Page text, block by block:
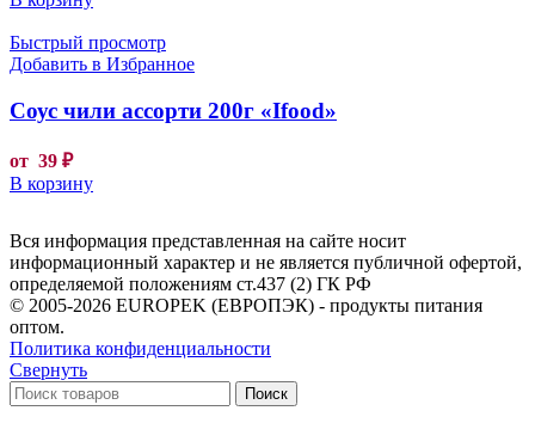
Быстрый просмотр
Добавить в Избранное
Соус чили ассорти 200г «Ifood»
от 39 ₽
В корзину
Вся информация представленная на сайте носит
информационный характер и не является публичной офертой,
определяемой положениям ст.437 (2) ГК РФ
© 2005-2026 EUROPEK (ЕВРОПЭК) - продукты питания
оптом.
Политика конфиденциальности
Свернуть
Поиск